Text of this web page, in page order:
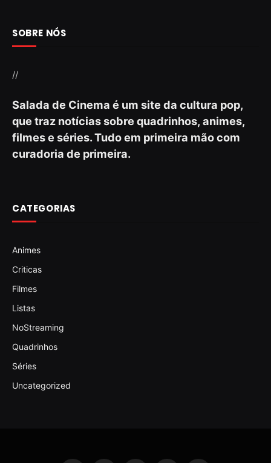
SOBRE NÓS
//
Salada de Cinema é um site da cultura pop,
que traz notícias sobre quadrinhos, animes,
filmes e séries. Tudo em primeira mão com
curadoria de primeira.
CATEGORIAS
Animes
Criticas
Filmes
Listas
NoStreaming
Quadrinhos
Séries
Uncategorized